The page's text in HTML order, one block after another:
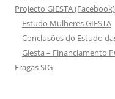
Projecto GIESTA (Facebook)
Estudo Mulheres GIESTA
Conclusões do Estudo
Giesta – Financiamento
Fragas SIG